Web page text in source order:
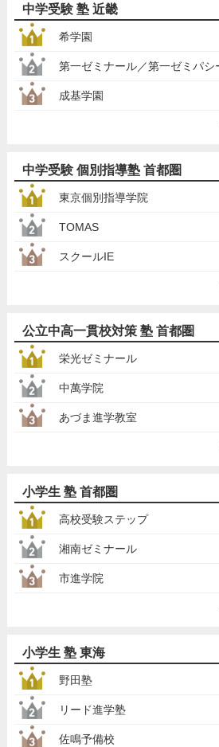
中学受験 塾 近畿
希学園
第一ゼミナール／第一ゼミパシ
成基学園
中学受験 個別指導塾 首都圏
東京個別指導学院
TOMAS
スクールIE
公立中高一貫校対策 塾 首都圏
栄光ゼミナール
中萬学院
あづま進学教室
小学生 塾 首都圏
高校受験ステップ
湘南ゼミナール
市進学院
小学生 塾 東海
野田塾
リード進学塾
佐鳴予備校